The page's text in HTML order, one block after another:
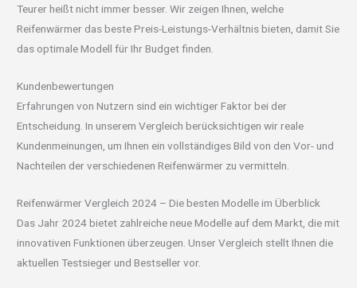
Teurer heißt nicht immer besser. Wir zeigen Ihnen, welche
Reifenwärmer das beste Preis-Leistungs-Verhältnis bieten, damit Sie
das optimale Modell für Ihr Budget finden.
Kundenbewertungen
Erfahrungen von Nutzern sind ein wichtiger Faktor bei der
Entscheidung. In unserem Vergleich berücksichtigen wir reale
Kundenmeinungen, um Ihnen ein vollständiges Bild von den Vor- und
Nachteilen der verschiedenen Reifenwärmer zu vermitteln.
Reifenwärmer Vergleich 2024 – Die besten Modelle im Überblick
Das Jahr 2024 bietet zahlreiche neue Modelle auf dem Markt, die mit
innovativen Funktionen überzeugen. Unser Vergleich stellt Ihnen die
aktuellen Testsieger und Bestseller vor.